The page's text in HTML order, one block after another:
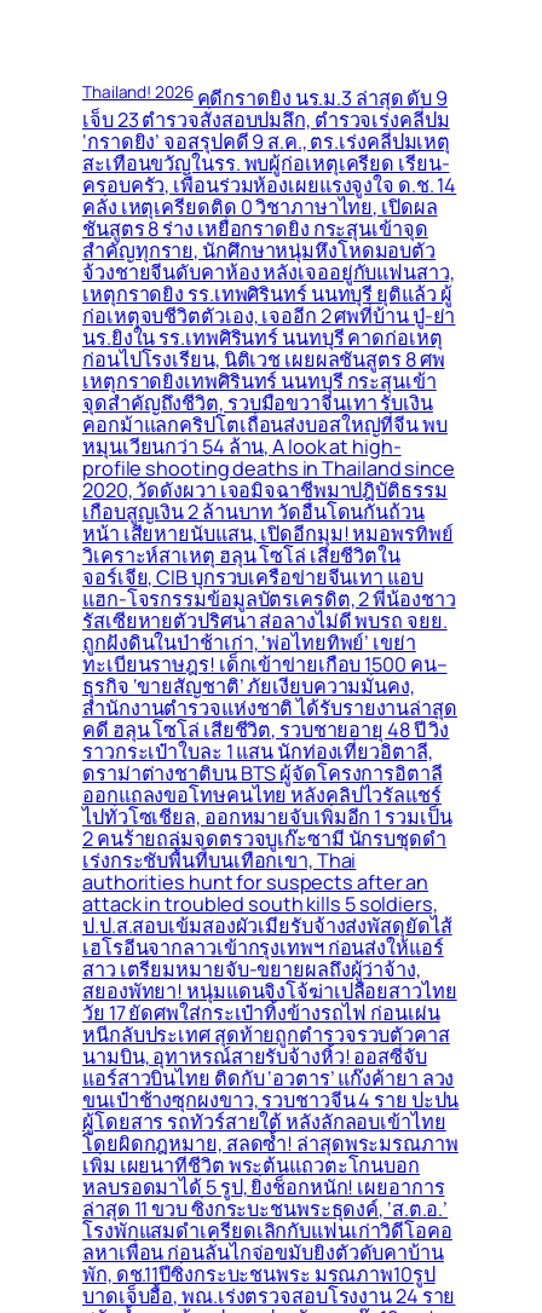
Thailand! 2026คดีกราดยิง นร.ม.3 ล่าสุด ดับ 9
เจ็บ 23 ตำรวจสั่งสอบปมลึก, ตำรวจเร่งคลี่ปม
‘กราดยิง’ จอสรุปคดี 9 ส.ค., ตร.เร่งคลี่ปมเหตุ
สะเทือนขวัญในรร. พบผู้ก่อเหตุเครียด เรียน-
ครอบครัว, เพื่อนร่วมห้องเผยแรงจูงใจ ด.ช. 14
คลั่ง เหตุเครียดติด 0 วิชาภาษาไทย, เปิดผล
ชันสูตร 8 ร่าง เหยื่อกราดยิง กระสุนเข้าจุด
สำคัญทุกราย, นักศึกษาหนุ่มหึงโหดมอบตัว
จ้วงชายจีนดับคาห้อง หลังเจออยู่กับแฟนสาว,
เหตุกราดยิง รร.เทพศิรินทร์ นนทบุรี ยุติแล้ว ผู้
ก่อเหตุจบชีวิตตัวเอง, เจออีก 2 ศพที่บ้าน ปู่-ย่า
นร.ยิงใน รร.เทพศิรินทร์ นนทบุรี คาดก่อเหตุ
ก่อนไปโรงเรียน, นิติเวช เผยผลชันสูตร 8 ศพ
เหตุกราดยิงเทพศิรินทร์ นนทบุรี กระสุนเข้า
จุดสำคัญถึงชีวิต, รวบมือขวาจีนเทา รับเงิน
คอกม้าแลกคริปโตเถื่อนส่งบอสใหญ่ที่จีน พบ
หมุนเวียนกว่า 54 ล้าน, A look at high-
profile shooting deaths in Thailand since
2020, วัดดังผวา เจอมิจฉาชีพมาปฎิบัติธรรม
เกือบสูญเงิน 2 ล้านบาท วัดอื่นโดนกันถ้วน
หน้า เสียหายนับแสน, เปิดอีกมุม! หมอพรทิพย์
วิเคราะห์สาเหตุ ฮลุน โซโล่ เสียชีวิตใน
จอร์เจีย, CIB บุกรวบเครือข่ายจีนเทา แอบ
แฮก-โจรกรรมข้อมูลบัตรเครดิต, 2 พี่น้องชาว
รัสเซียหายตัวปริศนา ส่อลางไม่ดี พบรถ จยย.
ถูกฝังดินในป่าช้าเก่า, ‘พ่อไทยทิพย์’ เขย่า
ทะเบียนราษฎร! เด็กเข้าข่ายเกือบ 1500 คน–
ธุรกิจ ‘ขายสัญชาติ’ ภัยเงียบความมั่นคง,
สำนักงานตำรวจแห่งชาติ ได้รับรายงานล่าสุด
คดี ฮลุน โซโล่ เสียชีวิต, รวบชายอายุ 48 ปี วิ่ง
ราวกระเป๋าใบละ 1 แสน นักท่องเที่ยวอิตาลี,
ดราม่าต่างชาติบน BTS ผู้จัดโครงการอิตาลี
ออกแถลงขอโทษคนไทย หลังคลิปไวรัลแชร์
ไปทั่วโซเชียล, ออกหมายจับเพิ่มอีก 1 รวมเป็น
2 คนร้ายถล่มจุดตรวจบูเก๊ะซามี นักรบชุดดำ
เร่งกระชับพื้่นที่บนเทือกเขา, Thai
authorities hunt for suspects after an
attack in troubled south kills 5 soldiers,
ป.ป.ส.สอบเข้มสองผัวเมียรับจ้างส่งพัสดุยัดไส้
เฮโรอีนจากลาวเข้ากรุงเทพฯ ก่อนส่งให้แอร์
สาว เตรียมหมายจับ-ขยายผลถึงผู้ว่าจ้าง,
สยองพัทยา! หนุ่มแดนจิงโจ้ฆ่าเปลือยสาวไทย
วัย 17 ยัดศพใส่กระเป๋าทิ้งข้างรถไฟ ก่อนเผ่น
หนีกลับประเทศ สุดท้ายถูกตำรวจรวบตัวคาส
นามบิน, อุทาหรณ์สายรับจ้างหิ้ว! ออสซี่จับ
แอร์สาวบินไทย ติดกับ ‘อวตาร’ แก๊งค้ายา ลวง
ขนเป๋าช้างซุกผงขาว, รวบชาวจีน 4 ราย ปะปน
ผู้โดยสาร รถทัวร์สายใต้ หลังลักลอบเข้าไทย
โดยผิดกฎหมาย, สลดซ้ำ! ล่าสุดพระมรณภาพ
เพิ่ม เผยนาทีชีวิต พระต้นแถวตะโกนบอก
หลบรอดมาได้ 5 รูป, ยิ่งช็อกหนัก! เผยอาการ
ล่าสุด 11 ขวบ ซิ่งกระบะชนพระธุดงค์, ‘ส.ต.อ.’
โรงพักแสมดำเครียดเลิกกับแฟนเก่าวิดีโอคอ
ลหาเพื่อน ก่อนลั่นไกจ่อขมับยิงตัวดับคาบ้าน
พัก, ดช.11ปีซิ่งกระบะชนพระ มรณภาพ10รูป
บาดเจ็บอื้อ, พณ.เร่งตรวจสอบโรงงาน 24 ราย